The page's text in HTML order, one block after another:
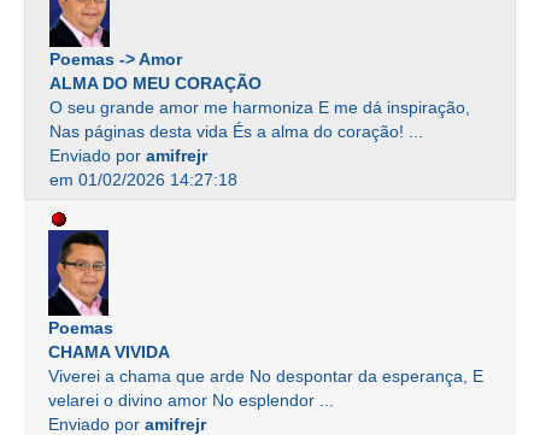
Poemas -> Amor
ALMA DO MEU CORAÇÃO
O seu grande amor me harmoniza E me dá inspiração,
Nas páginas desta vida És a alma do coração! ...
Enviado por amifrejr
em 01/02/2026 14:27:18
Poemas
CHAMA VIVIDA
Viverei a chama que arde No despontar da esperança, E
velarei o divino amor No esplendor ...
Enviado por amifrejr